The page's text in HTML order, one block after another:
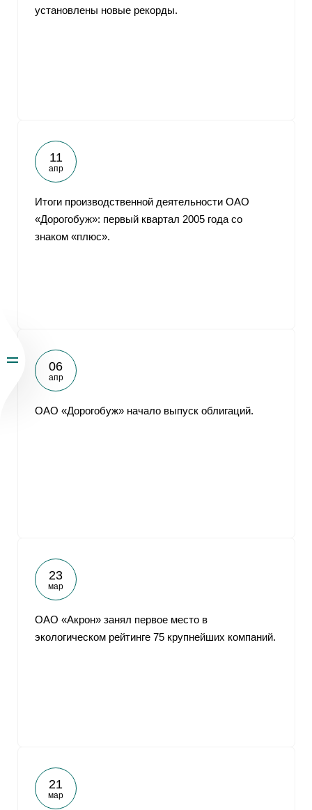
установлены новые рекорды.
11
апр
Итоги производственной деятельности ОАО
«Дорогобуж»: первый квартал 2005 года со
знаком «плюс».
06
апр
ОАО «Дорогобуж» начало выпуск облигаций.
23
мар
ОАО «Акрон» занял первое место в
экологическом рейтинге 75 крупнейших компаний.
21
мар